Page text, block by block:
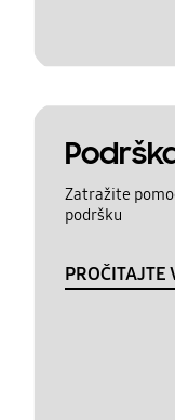
Zatražite
podršku
PROČITAJTE